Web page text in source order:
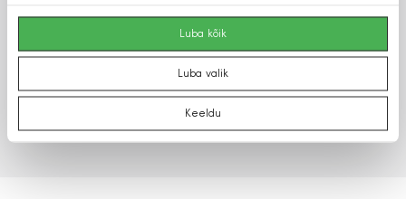
Luba kõik
Luba valik
Keeldu